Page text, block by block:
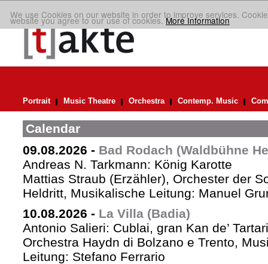
We use Cookies on our website in order to improve services.
website you agree to our use of cookies.More Information
Portrait Music Theatre Orchestra Contemp. Music
Calendar
09.08.2026 - Bad Rodach (Waldbühne
Andreas N. Tarkmann: König Karotte
Mattias Straub (Erzähler), Orchester der
Heldritt, Musikalische Leitung: Manuel
10.08.2026 - La Villa (Badia)
Antonio Salieri: Cublai, gran Kan de’
Orchestra Haydn di Bolzano e Trento,
Leitung: Stefano Ferrario